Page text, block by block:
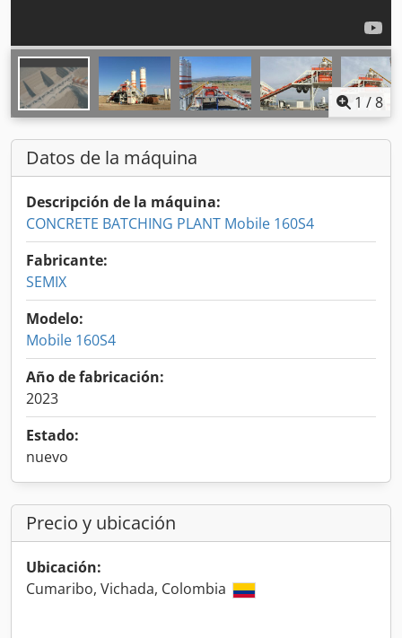
1 /8
Datos de la máquina
Descripción de la máquina:
CONCRETE BATCHING PLANT Mobile 160S4
Fabricante:
SEMIX
Modelo:
Mobile 160S4
Año de fabricación:
2023
Estado:
nuevo
Precio y ubicación
Ubicación:
Cumaribo, Vichada, Colombia